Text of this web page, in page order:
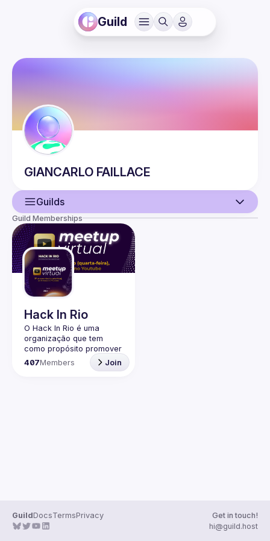
Guild
GIANCARLO FAILLACE
Guilds
User
Events
Guilds
Guild Memberships
Hack In Rio
O Hack In Rio é uma
organização que tem
como propósito promover
o desenvolvimento de
uma comunidade local
407Members Join
GuildDocsTermsPrivacy
Get in touch!
hi@guild.host